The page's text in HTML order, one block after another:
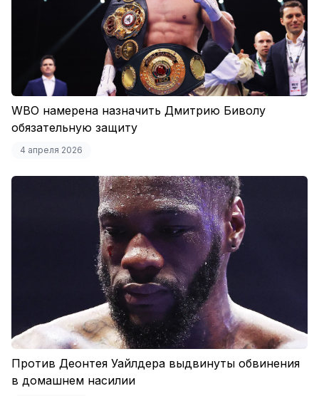
WBO намерена назначить Дмитрию Биволу
обязательную защиту
4 апреля 2026
Против Деонтея Уайлдера выдвинуты обвинения
в домашнем насилии